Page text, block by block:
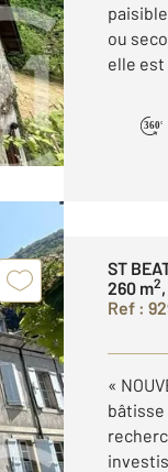
ou
elle est
360°
ST
260 m2
Ref :
«
bâtisse